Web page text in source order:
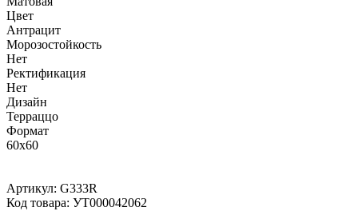
Цвет
Антрацит
Морозостойкость
Нет
Ректификация
Нет
Дизайн
Терраццо
Формат
60x60
Артикул: G333R
Код товара: УТ000042062